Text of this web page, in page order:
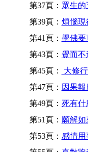
第37頁： 眾生的
第39頁： 煩惱現
第41頁： 學佛要
第43頁： 覺而不
第45頁：
大修
第47頁： 因果
第49頁： 死有什
第51頁： 願解如
第53頁： 感情用